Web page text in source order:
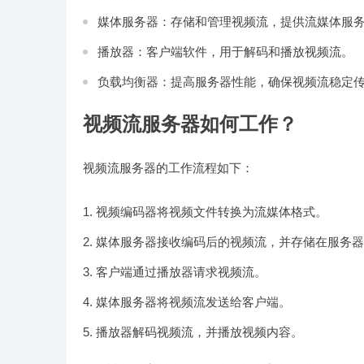
媒体服务器：存储和管理视频流，提供流媒体服务
播放器：客户端软件，用于解码和播放视频流。
负载均衡器：提高服务器性能，确保视频流稳定传
视频流服务器如何工作？
视频流服务器的工作流程如下：
视频编码器将视频文件转换为流媒体格式。
媒体服务器接收编码后的视频流，并存储在服务器
客户端通过播放器请求视频流。
媒体服务器将视频流发送给客户端。
播放器解码视频流，并播放视频内容。